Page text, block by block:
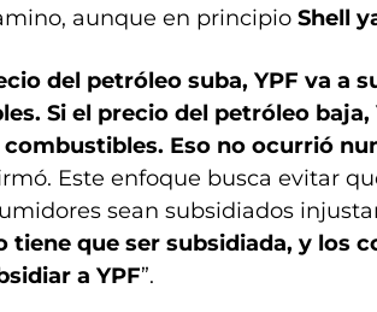
aunque en principio Shell
del petróleo suba, YPF va a
Si el precio del petróleo baja,
Eso no ocurrió
Este enfoque busca evitar
sean subsidiados
tiene que ser subsidiada, y los
a YPF”.